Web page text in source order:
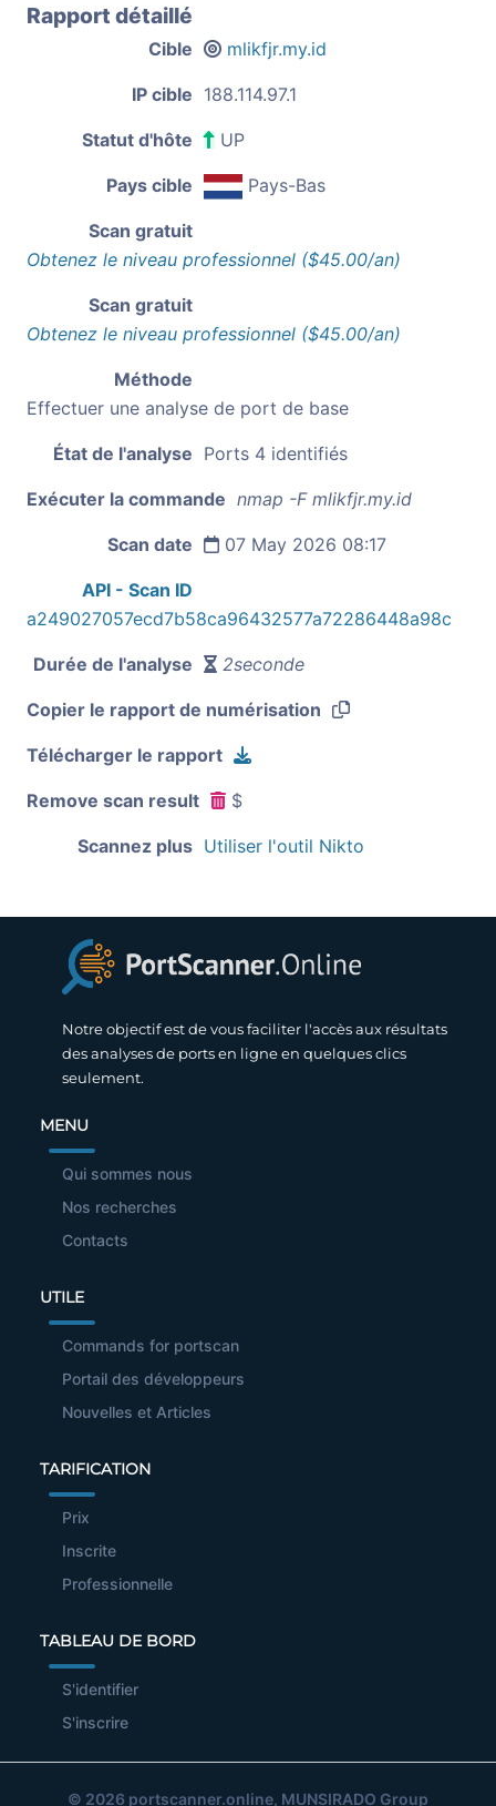
Rapport détaillé
Cible mlikfjr.my.id
IP cible 188.114.97.1
Statut d'hôte UP
Pays cible Pays-Bas
Scan gratuit
Obtenez le niveau professionnel ($45.00/an)
Scan gratuit
Obtenez le niveau professionnel ($45.00/an)
Méthode
Effectuer une analyse de port de base
État de l'analyse Ports 4 identifiés
Exécuter la commande nmap -F mlikfjr.my.id
Scan date 07 May 2026 08:17
API - Scan ID
a249027057ecd7b58ca96432577a72286448a98c
Durée de l'analyse 2seconde
Copier le rapport de numérisation
Télécharger le rapport
Remove scan result $
Scannez plus Utiliser l'outil Nikto
Notre objectif est de vous faciliter l'accès aux résultats
des analyses de ports en ligne en quelques clics
seulement.
MENU
Qui sommes nous
Nos recherches
Contacts
UTILE
Commands for portscan
Portail des développeurs
Nouvelles et Articles
TARIFICATION
Prix
Inscrite
Professionnelle
TABLEAU DE BORD
S'identifier
S'inscrire
© 2026 portscanner.online, MUNSIRADO Group